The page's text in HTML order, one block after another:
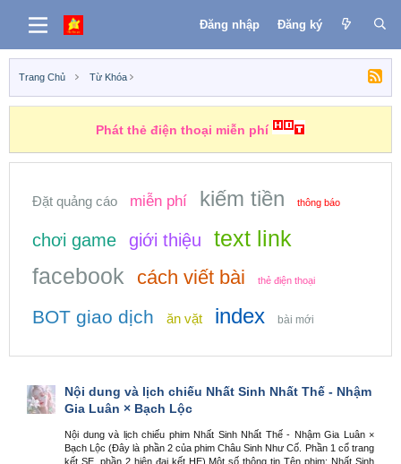
Đăng nhập Đăng ký
Trang Chủ Từ Khóa
Phát thẻ điện thoại miễn phí
Đặt quảng cáo miễn phí kiếm tiền thông báo
chơi game giới thiệu
text link
facebook
cách viết bài thẻ điện thoại
BOT giao dịch ăn vặt index bài mới
Nội dung và lịch chiếu Nhất Sinh Nhất Thế - Nhậm
Gia Luân × Bạch Lộc
Nội dung và lịch chiếu phim Nhất Sinh Nhất Thế - Nhậm Gia Luân ×
Bạch Lộc (Đây là phần 2 của phim Châu Sinh Như Cố. Phần 1 cổ trang
kết SE, phần 2 hiện đại kết HE) Một số thông tin Tên phim: Nhất Sinh